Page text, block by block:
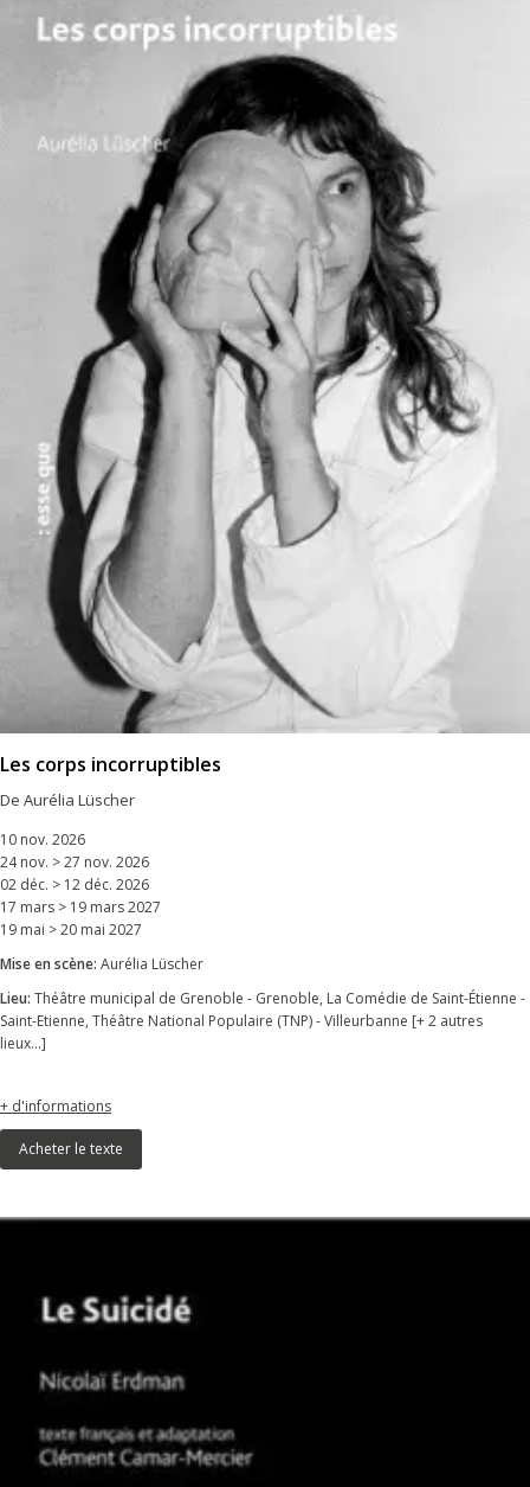
Les corps incorruptibles
De Aurélia Lüscher
10 nov. 2026
24 nov. > 27 nov. 2026
02 déc. > 12 déc. 2026
17 mars > 19 mars 2027
19 mai > 20 mai 2027
Mise en scène: Aurélia Lüscher
Lieu: Théâtre municipal de Grenoble - Grenoble, La Comédie de Saint-Étienne -
Saint-Etienne, Théâtre National Populaire (TNP) - Villeurbanne [+ 2 autres
lieux...]
+ d'informations
Acheter le texte